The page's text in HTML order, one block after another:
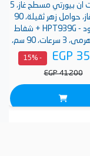
طقم بلت ان بيورتي مسطح غاز، 5
شعلة غاز، حوامل زهر ثقيلة، 90
سم، أسود - HPT939G + شفاط
بلت ان هرمى، 3 سرعات، 90 سم،
أسود - PANSY BL - 90 + فرن
بيورتي بلت ان بشواية، 60 سم،
EGP
EGP 41200